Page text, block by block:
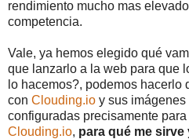
rendimiento mucho mas
competencia.
Vale, ya hemos elegido qué
que lanzarlo a la web para que
lo hacemos?, podemos hacerlo
con Clouding.io y sus
configuradas precisamente
Clouding.io, para qué me